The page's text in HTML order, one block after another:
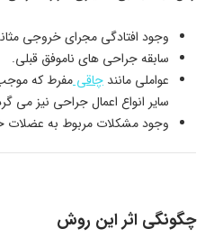
وجود افتادگی مجرای خروجی
سابقه جراحی­ های ناموفق قبلی.
عواملی مانند چاقیمفرط که
سایر انواع اعمال جراحی نیز می
وجود مشکلات مربوط به عضلات
چگونگی اثر این روش